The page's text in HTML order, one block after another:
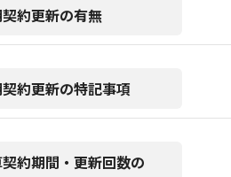
約更新の有無
約更新の特記事項
約期間・更新回数の